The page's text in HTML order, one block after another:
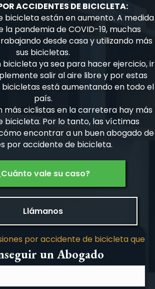
ACCIDENTES DE BICICLETA:
bicicleta están en aumento. A medida
la pandemia de COVID-19, muchas
desde casa y utilizando más
sus bicicletas.
bicicleta ya sea para hacer ejercicio, ir
salir al aire libre y por estas
bicicletas está aumentando en todo el
país.
más ciclistas en la carretera hay más
bicicleta. Por lo tanto, las víctimas
encontrar a un buen abogado de
por accidente de bicicleta.
vale su caso?
Llámanos
por accidente de bicicleta que
un Abogado